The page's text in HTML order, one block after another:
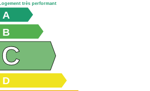
D
C
B
A
Logement très performant